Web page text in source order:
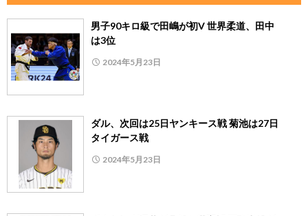
男子90キロ級で田嶋が初V 世界柔道、田中
は3位
2024年5月23日
ダル、次回は25日ヤンキース戦 菊池は27日
タイガース戦
2024年5月23日